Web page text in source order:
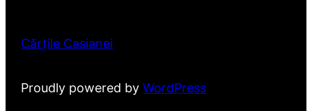
Cărțile Casianei
Proudly powered byWordPress